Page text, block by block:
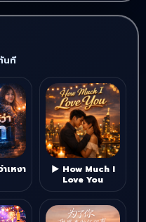
นที
เหงา
▶ How Much I
Love You